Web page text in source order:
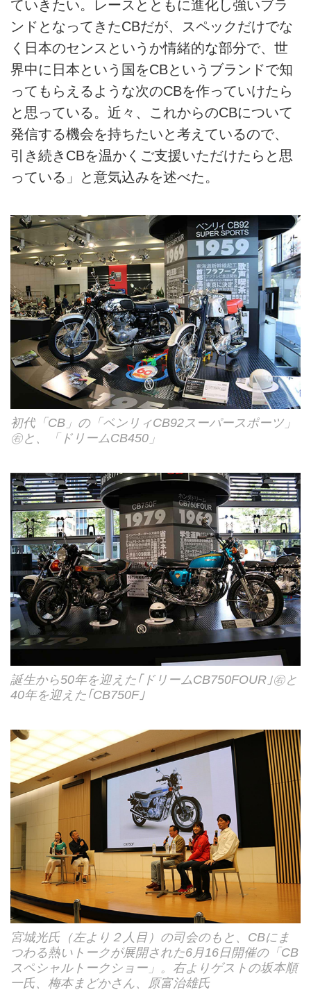
ていきたい。レースとともに進化し強いブラ
ンドとなってきたCBだが、スペックだけでな
く日本のセンスというか情緒的な部分で、世
界中に日本という国をCBというブランドで知
ってもらえるような次のCBを作っていけたら
と思っている。近々、これからのCBについて
発信する機会を持ちたいと考えているので、
引き続きCBを温かくご支援いただけたらと思
っている」と意気込みを述べた。
初代「CB」の「ベンリィCB92スーパースポーツ」
㊨と、「ドリームCB450」
誕生から50年を迎えた｢ドリームCB750FOUR｣㊨と
40年を迎えた｢CB750F｣
宮城光氏（左より２人目）の司会のもと、CBにま
つわる熱いトークが展開された6月16日開催の「CB
スペシャルトークショー」。右よりゲストの坂本順
一氏、梅本まどかさん、原富治雄氏